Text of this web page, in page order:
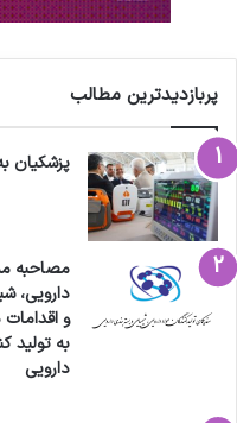
پربازدیدترین مطالب
پزشکیان
مصاحبه
دارویی،
و
به تولید
دارویی